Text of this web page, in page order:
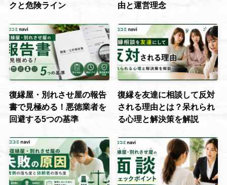
クと危険ライン
由と運営理念
復縁屋・別れさせ屋の報告
書で見極める！悪徳業者を
回避する5つの基準
復縁を友達に相談して反対
される理由とは？呆れられ
る心理と解決策を解説